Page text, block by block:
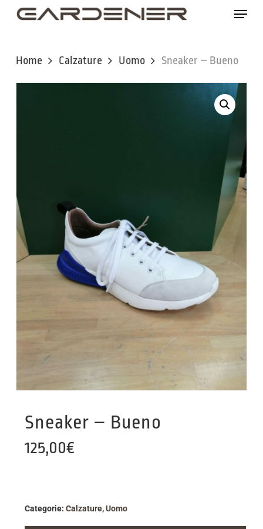
Skip
content
Menu
Home Calzature Uomo Sneaker – Bueno
Sneaker – Bueno
125,00€
Categorie: Calzature,Uomo